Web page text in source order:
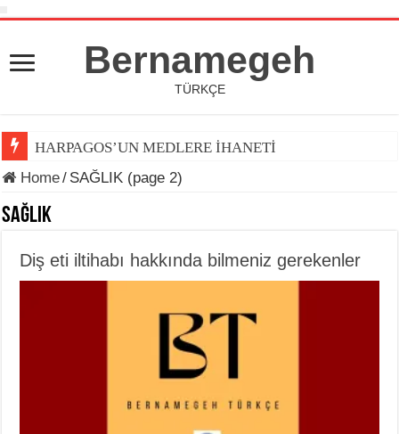
Bernamegeh
TÜRKÇE
HARPAGOS’UN MEDLERE İHANETİ
Home/ SAĞLIK (page 2)
SAĞLIK
Diş eti iltihabı hakkında bilmeniz gerekenler